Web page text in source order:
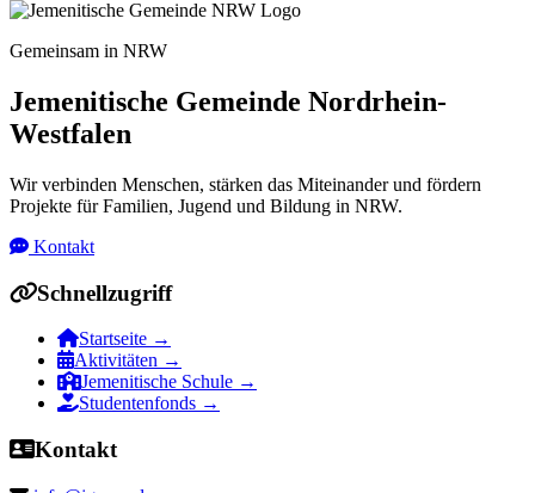
Gemeinsam in NRW
Jemenitische Gemeinde Nordrhein-
Westfalen
Wir verbinden Menschen, stärken das Miteinander und fördern
Projekte für Familien, Jugend und Bildung in NRW.
Kontakt
Schnellzugriff
Startseite →
Aktivitäten →
Jemenitische Schule →
Studentenfonds →
Kontakt